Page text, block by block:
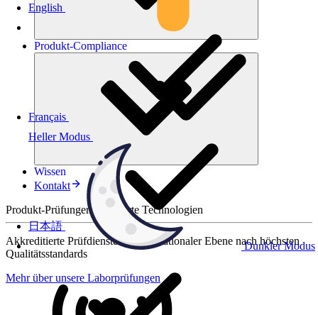
Heller Modus
Dunkler Modus
English
Français
日本語
Produkt-Compliance
Wissen
Kontakt
Produkt-Prüfungen für smarte Technologien
Akkreditierte Prüfdienste auf internationaler Ebene nach höchsten
Qualitätsstandards
Mehr über unsere Laborprüfungen